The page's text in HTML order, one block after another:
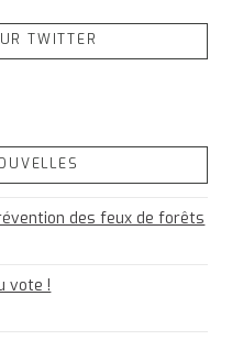
TWITTER
des feux de forêts
vote !